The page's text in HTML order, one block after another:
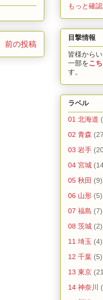
前の投稿
もっと確
目撃情報
皆様から
一部をこ
す。
ラベル
01 北海道
02 青森
03 岩手
04 宮城
05 秋田 (9)
06 山形 (5)
07 福島 (7)
08 茨城 (2)
11 埼玉 (4)
12 千葉 (5)
13 東京
14 神奈川